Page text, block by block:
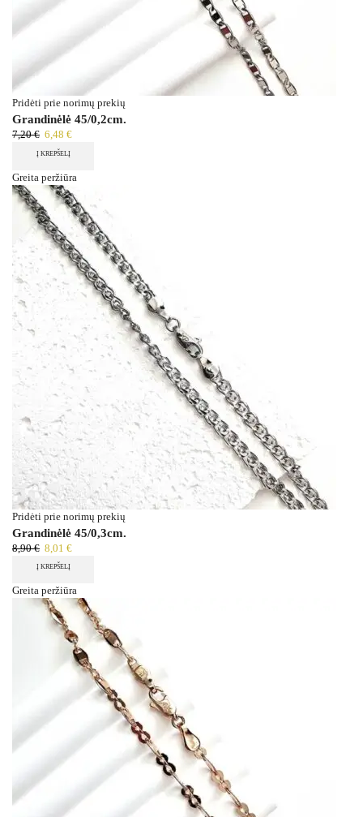
Pridėti prie norimų prekių
Grandinėlė 45/0,2cm.
7,20€ 6,48 €
Į KREPŠELĮ
Greita peržiūra
Pridėti prie norimų prekių
Grandinėlė 45/0,3cm.
8,90€ 8,01 €
Į KREPŠELĮ
Greita peržiūra